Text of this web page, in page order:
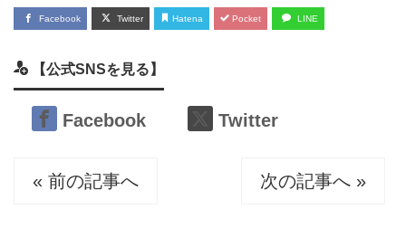
Facebook Twitter Hatena Pocket LINE
【公式SNSを見る】
Facebook Twitter
« 前の記事へ 次の記事へ »